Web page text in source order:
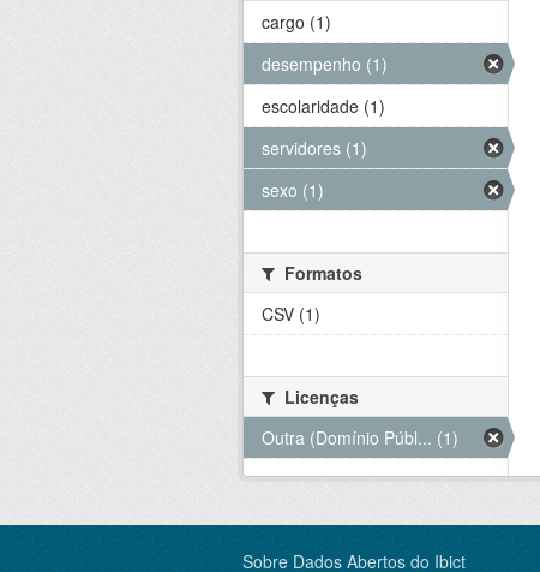
cargo (1)
desempenho (1)
escolaridade (1)
servidores (1)
sexo (1)
Formatos
CSV (1)
Licenças
Outra (Domínio Públ... (1)
Sobre Dados Abertos do Ibict